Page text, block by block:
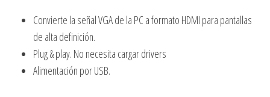
Convierte la señal VGA de la PC a formato HDMI para pantallas
de alta definición.
Plug & play. No necesita cargar drivers
Alimentación por USB.